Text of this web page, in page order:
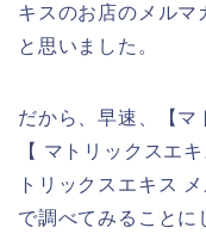
キスのお店のメルマ
と思いました。
だから、早速、【マ
【 マトリックスエ
トリックスエキス
で調べてみることに